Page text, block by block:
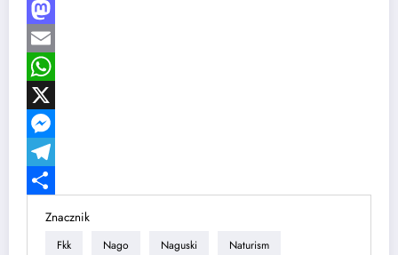
Facebook
Mastodon
Email
WhatsApp
X
Messenger
Telegram
ShareZnacznik
Fkk Nago Naguski Naturism